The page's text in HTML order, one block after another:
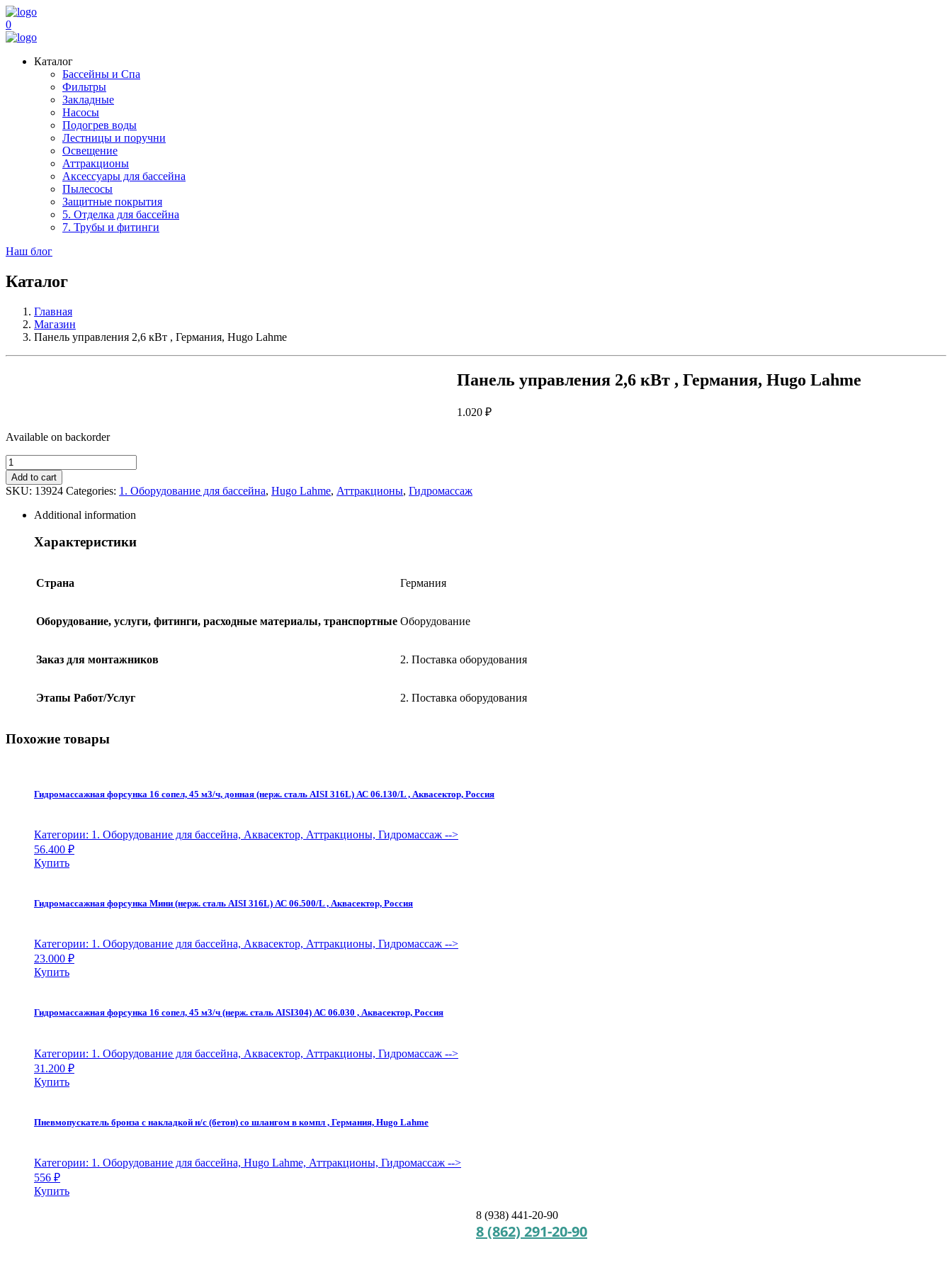
0
Каталог
Бассейны и Спа
Фильтры
Закладные
Насосы
Подогрев воды
Лестницы и поручни
Освещение
Аттракционы
Аксессуары для бассейна
Пылесосы
Защитные покрытия
5. Отделка для бассейна
7. Трубы и фитинги
Наш блог
Каталог
Главная
Магазин
Панель управления 2,6 кВт , Германия, Hugo Lahme
Панель управления 2,6 кВт , Германия, Hugo Lahme
1.020₽
Available on backorder
Панель
управления
2,6
кВт
Lahme
Add to cart
SKU: 13924 Categories: 1. Оборудование для бассейна, Hugo Lahme, Аттракционы, Гидромассаж
Additional information
Характеристики
Страна Германия
Оборудование, услуги, фитинги, расходные материалы, транспортные Оборудование
Заказ для монтажников 2. Поставка оборудования
Этапы Работ/Услуг 2. Поставка оборудования
Похожие товары
Гидромассажная форсунка 16 сопел, 45 м3/ч, донная (нерж. сталь AISI 316L) АС 06.130/L , Аквасектор, Россия
Категории: 1. Оборудование для бассейна, Аквасектор, Аттракционы, Гидромассаж -->
56.400 ₽
Купить
Гидромассажная форсунка Мини (нерж. сталь AISI 316L) АС 06.500/L , Аквасектор, Россия
Категории: 1. Оборудование для бассейна, Аквасектор, Аттракционы, Гидромассаж -->
23.000 ₽
Купить
Гидромассажная форсунка 16 сопел, 45 м3/ч (нерж. сталь AISI304) АС 06.030 , Аквасектор, Россия
Категории: 1. Оборудование для бассейна, Аквасектор, Аттракционы, Гидромассаж -->
31.200 ₽
Купить
Пневмопускатель бронза с накладкой н/с (бетон) со шлангом в компл , Германия, Hugo Lahme
Категории: 1. Оборудование для бассейна, Hugo Lahme, Аттракционы, Гидромассаж -->
556 ₽
Купить
8 (938) 441-20-90
8 (862) 291-20-90